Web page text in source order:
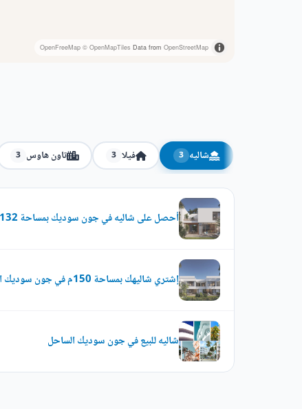
OpenFreeMap © OpenMapTiles Data from OpenStreetMap
شاليه 3 فيلا 3 تاون هاوس 3
أحصل على شاليه في جون سوديك بمساحة 132م
إشتري شاليهك بمساحة 150م في جون سوديك الساحل الشمالي
شاليه للبيع في جون سوديك الساحل